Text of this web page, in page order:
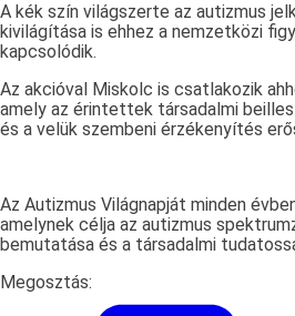
A kék szín világszerte az autizmus
kivilágítása is ehhez a nemzetközi
kapcsolódik.
Az akcióval Miskolc is csatlakozik
amely az érintettek társadalmi
és a velük szembeni érzékenyítés
Az Autizmus Világnapját minden
amelynek célja az autizmus
bemutatása és a társadalmi
Megosztás: